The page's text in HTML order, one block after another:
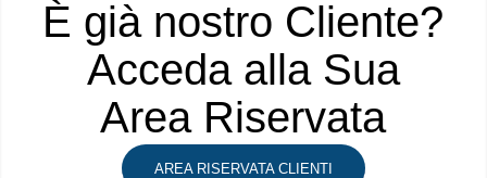
È già nostro Cliente?
Acceda alla Sua
Area Riservata
AREA RISERVATA CLIENTI